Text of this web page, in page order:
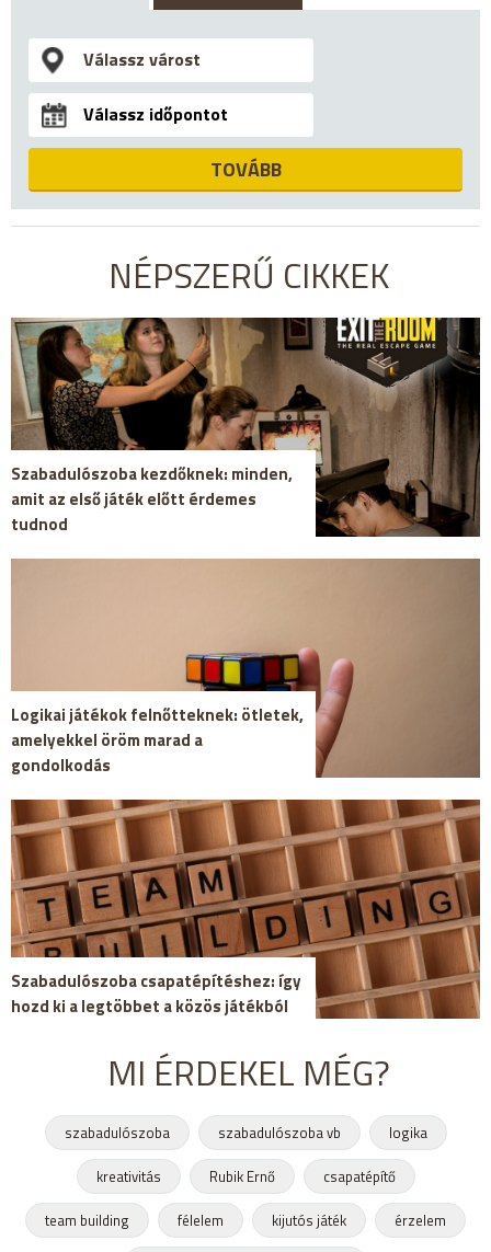
TOVÁBB
NÉPSZERŰ CIKKEK
Szabadulószoba kezdőknek: minden,
amit az első játék előtt érdemes
tudnod
Logikai játékok felnőtteknek: ötletek,
amelyekkel öröm marad a
gondolkodás
Szabadulószoba csapatépítéshez: így
hozd ki a legtöbbet a közös játékból
MI ÉRDEKEL MÉG?
szabadulószoba szabadulószoba vb
logika
kreativitás
Rubik Ernő
csapatépítő
team building
félelem kijutós játék
érzelem